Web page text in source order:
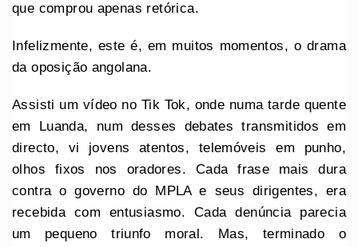
que comprou apenas retórica.
Infelizmente, este é, em muitos momentos, o drama
da oposição angolana.
Assisti um vídeo no Tik Tok, onde numa tarde quente
em Luanda, num desses debates transmitidos em
directo, vi jovens atentos, telemóveis em punho,
olhos fixos nos oradores. Cada frase mais dura
contra o governo do MPLA e seus dirigentes, era
recebida com entusiasmo. Cada denúncia parecia
um pequeno triunfo moral. Mas, terminado o